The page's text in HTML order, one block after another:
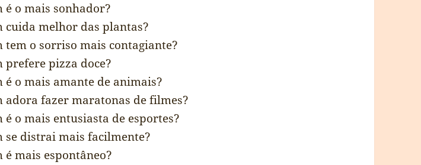
é o mais sonhador?
cuida melhor das plantas?
tem o sorriso mais contagiante?
prefere pizza doce?
é o mais amante de animais?
adora fazer maratonas de filmes?
é o mais entusiasta de esportes?
se distrai mais facilmente?
é mais espontâneo?